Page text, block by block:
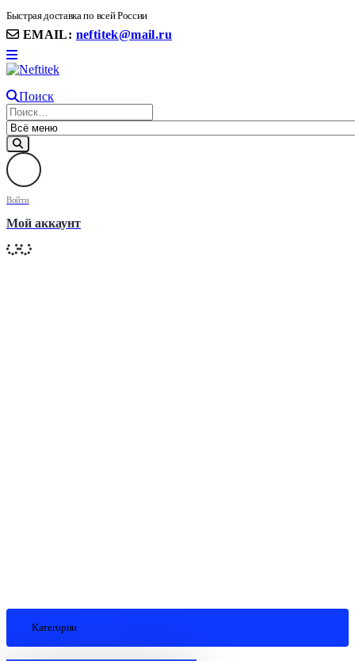
Быстрая доставка по всей России
EMAIL: neftitek@mail.ru
Поиск
Войти
Мой аккаунт
Категории
8(906) 399 11 22 | 8(905)367-58-58